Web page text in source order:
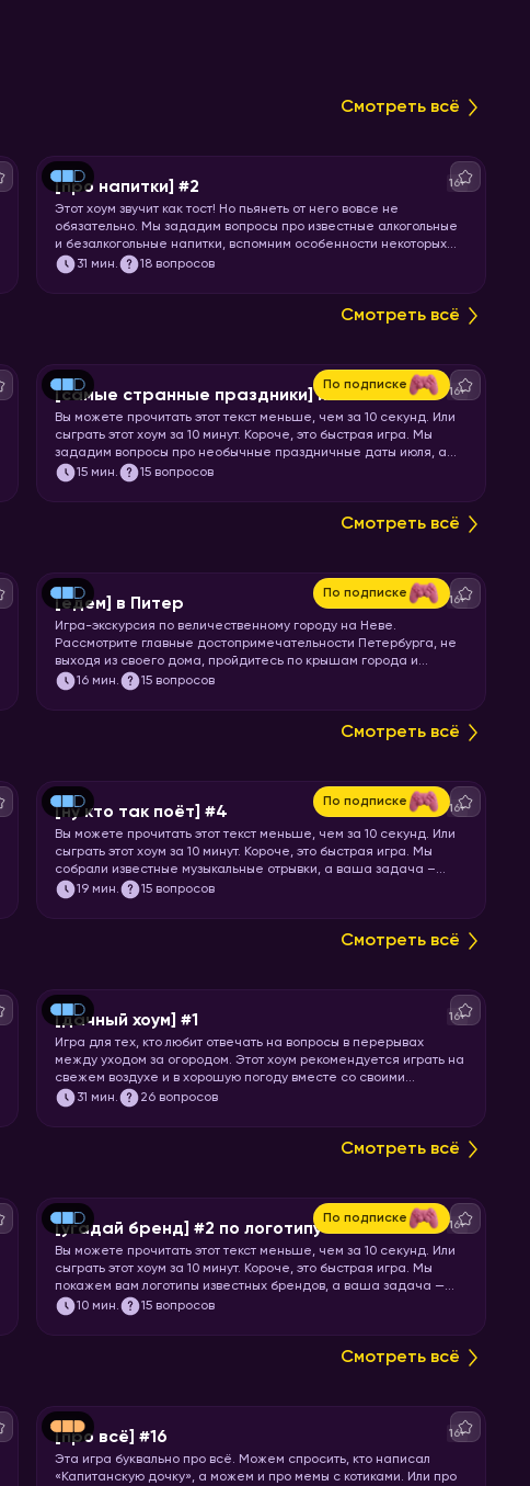
Смотреть всё
[про напитки] #2 16+
Этот хоум звучит как тост! Но пьянеть от него вовсе не
обязательно. Мы зададим вопросы про известные алкогольные
и безалкогольные напитки, вспомним особенности некоторых
коктейлей и утолим вашу жажду знаний. Запускайте игру!
31 мин. 18 вопросов
Смотреть всё
По подписке
[самые странные праздники] июль 16+
Вы можете прочитать этот текст меньше, чем за 10 секунд. Или
сыграть этот хоум за 10 минут. Короче, это быстрая игра. Мы
зададим вопросы про необычные праздничные даты июля, а
ваша задача отгадать название или особенности этих
15 мин. 15 вопросов
Смотреть всё
По подписке
[едем] в Питер 16+
Игра-экскурсия по величественному городу на Неве.
Рассмотрите главные достопримечательности Петербурга, не
выходя из своего дома, пройдитесь по крышам города и
почувствуйте свежесть Финского залива. Перекусите
16 мин. 15 вопросов
Смотреть всё
По подписке
[ну кто так поёт] #4 16+
Вы можете прочитать этот текст меньше, чем за 10 секунд. Или
сыграть этот хоум за 10 минут. Короче, это быстрая игра. Мы
собрали известные музыкальные отрывки, а ваша задача –
угадать исполнителя или группу.
19 мин. 15 вопросов
Смотреть всё
[дачный хоум] #1 16+
Игра для тех, кто любит отвечать на вопросы в перерывах
между уходом за огородом. Этот хоум рекомендуется играть на
свежем воздухе и в хорошую погоду вместе со своими
соседями по даче! Откладывайте все свои «городские» дела и
31 мин. 26 вопросов
Смотреть всё
По подписке
[угадай бренд] #2 по логотипу 16+
Вы можете прочитать этот текст меньше, чем за 10 секунд. Или
сыграть этот хоум за 10 минут. Короче, это быстрая игра. Мы
покажем вам логотипы известных брендов, а ваша задача —
угадать бренд.
10 мин. 15 вопросов
Смотреть всё
[про всё] #16 16+
Эта игра буквально про всё. Можем спросить, кто написал
«Капитанскую дочку», а можем и про мемы с котиками. Или про